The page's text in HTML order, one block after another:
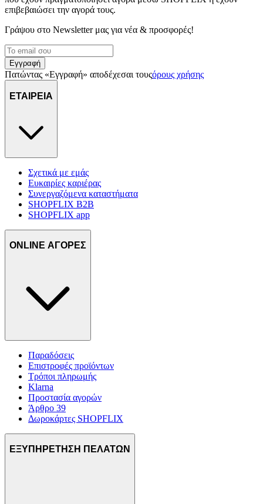
επιβεβαιώσει την αγορά τους.
Γράψου στο Νewsletter μας για νέα & προσφορές!
Εγγραφή
Πατώντας «Εγγραφή» αποδέχεσαι τουςόρους χρήσης
ΕΤΑΙΡΕΙΑ
Σχετικά με εμάς
Ευκαιρίες καριέρας
Συνεργαζόμενα καταστήματα
SHOPFLIX B2B
SHOPFLIX app
ONLINE ΑΓΟΡΕΣ
Παραδόσεις
Επιστροφές προϊόντων
Τρόποι πληρωμής
Klarna
Προστασία αγορών
Άρθρο 39
Δωροκάρτες SHOPFLIX
ΕΞΥΠΗΡΕΤΗΣΗ ΠΕΛΑΤΩΝ